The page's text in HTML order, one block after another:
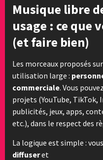
Musique libre
usage : ce que
(et faire bien)
Les morceaux proposés
utilisation large :
commerciale. Vous
projets (YouTube, TikTok,
publicités, jeux, apps,
etc.), dans le respect des
La logique est simple :
diffuseret